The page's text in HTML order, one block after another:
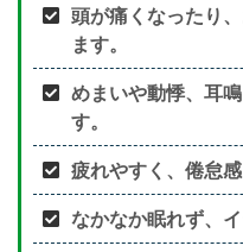
頭が痛くなったり
ます。
めまいや動悸、耳
す。
疲れやすく、倦怠
なかなか眠れず、